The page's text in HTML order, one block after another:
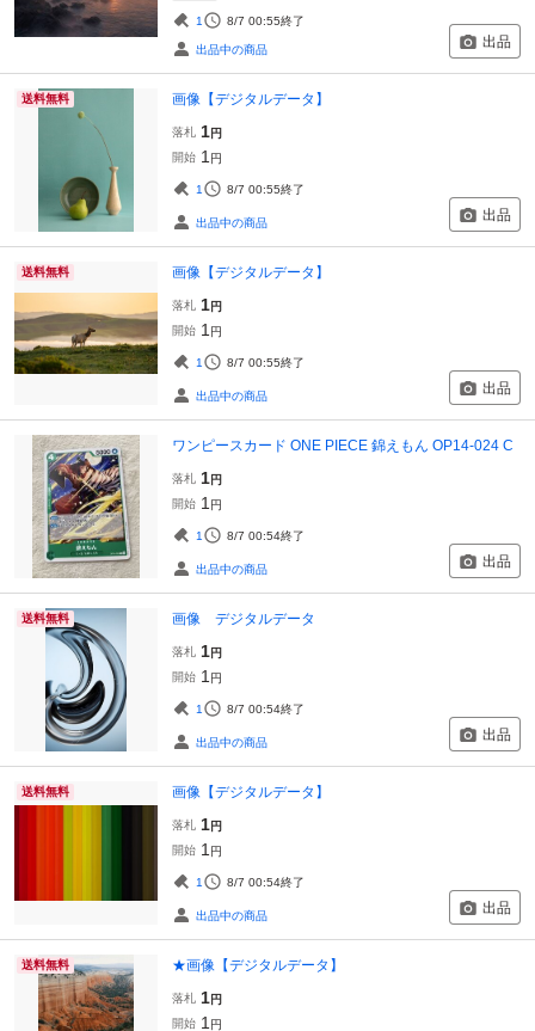
1 8/7 00:55終了
出品中の商品 出品
送料無料 画像【デジタルデータ】
落札 1円
開始 1 円
1 8/7 00:55終了
出品中の商品 出品
送料無料 画像【デジタルデータ】
落札 1円
開始 1 円
1 8/7 00:55終了
出品中の商品 出品
ワンピースカード ONE PIECE 錦えもん OP14-024 C
落札 1円
開始 1 円
1 8/7 00:54終了
出品中の商品 出品
送料無料 画像 デジタルデータ
落札 1円
開始 1 円
1 8/7 00:54終了
出品中の商品 出品
送料無料 画像【デジタルデータ】
落札 1円
開始 1 円
1 8/7 00:54終了
出品中の商品 出品
送料無料 ★画像【デジタルデータ】
落札 1円
開始 1 円